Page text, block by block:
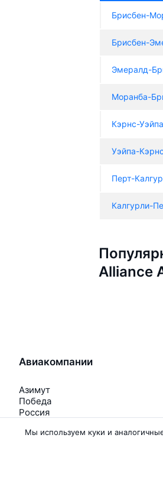
Брисбен-
Брисбен-
Эмералд-
Моранба-
Кэрнс-Уэйпа
Уэйпа-Кэрнс
Перт-
Калгурли-
Alliance
Авиакомпании
Азимут
Победа
Россия
Belavia
Мы используем куки и